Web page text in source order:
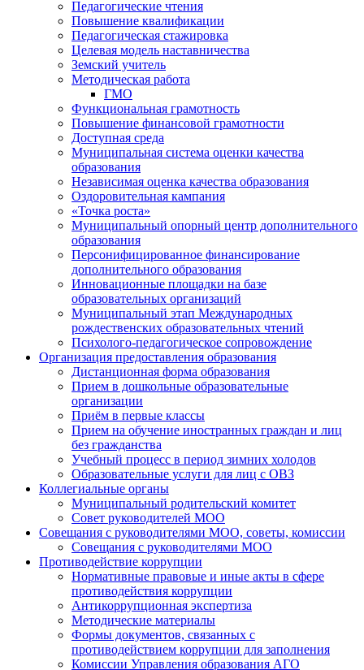
Педагогические чтения
Повышение квалификации
Педагогическая стажировка
Целевая модель наставничества
Земский учитель
Методическая работа
ГМО
Функциональная грамотность
Повышение финансовой грамотности
Доступная среда
Муниципальная система оценки качества
образования
Независимая оценка качества образования
Оздоровительная кампания
«Точка роста»
Муниципальный опорный центр дополнительного
образования
Персонифицированное финансирование
дополнительного образования
Инновационные площадки на базе
образовательных организаций
Муниципальный этап Международных
рождественских образовательных чтений
Психолого-педагогическое сопровождение
Организация предоставления образования
Дистанционная форма образования
Прием в дошкольные образовательные
организации
Приём в первые классы
Прием на обучение иностранных граждан и лиц
без гражданства
Учебный процесс в период зимних холодов
Образовательные услуги для лиц с ОВЗ
Коллегиальные органы
Муниципальный родительский комитет
Совет руководителей МОО
Совещания с руководителями МОО, советы, комиссии
Совещания с руководителями МОО
Противодействие коррупции
Нормативные правовые и иные акты в сфере
противодействия коррупции
Антикоррупционная экспертиза
Методические материалы
Формы документов, связанных с
противодействием коррупции для заполнения
Комиссии Управления образования АГО